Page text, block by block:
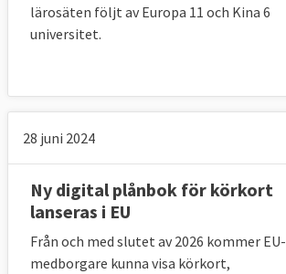
lärosäten följt av Europa 11 och Kina 6
universitet.
28 juni 2024
Ny digital plånbok för körkort
lanseras i EU
Från och med slutet av 2026 kommer EU-
medborgare kunna visa körkort,